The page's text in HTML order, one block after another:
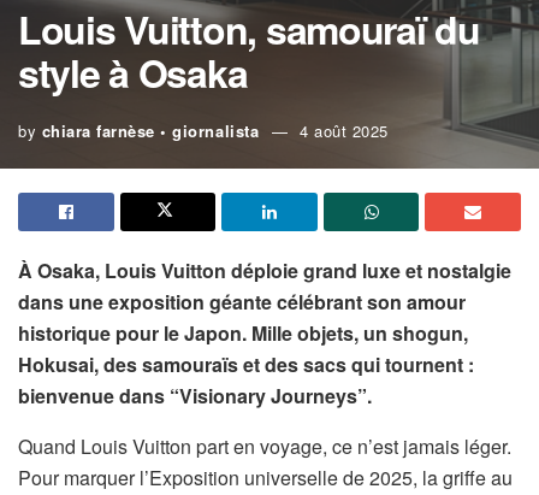
Louis Vuitton, samouraï du
style à Osaka
by chiara farnèse • giornalista 4 août 2025
À Osaka, Louis Vuitton déploie grand luxe et nostalgie
dans une exposition géante célébrant son amour
historique pour le Japon. Mille objets, un shogun,
Hokusai, des samouraïs et des sacs qui tournent :
bienvenue dans “Visionary Journeys”.
Quand Louis Vuitton part en voyage, ce n’est jamais léger.
Pour marquer l’Exposition universelle de 2025, la griffe au